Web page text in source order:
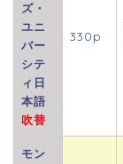
ズ・
ユニ
バー
シテ
ィ日
本語
吹替
330p
モン